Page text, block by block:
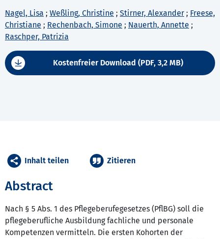
Nagel, Lisa ; Weßling, Christine ; Stirner, Alexander ; Freese,
Christiane ; Rechenbach, Simone ; Nauerth, Annette ;
Raschper, Patrizia
Kostenfreier Download (PDF, 3,2 MB)
Abstract
Nach § 5 Abs. 1 des Pflegeberufegesetzes (PflBG) soll die
pflegeberufliche Ausbildung fachliche und personale
Kompetenzen vermitteln. Die ersten Kohorten der
Inhalt teilen Zitieren